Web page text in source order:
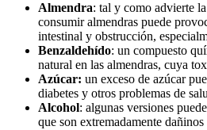
Almendra: tal y como advierte la
consumir almendras puede
intestinal y obstrucción,
Benzaldehído: un compuesto
natural en las almendras, cuya
Azúcar: un exceso de azúcar
diabetes y otros problemas de
Alcohol: algunas versiones
que son extremadamente dañinos